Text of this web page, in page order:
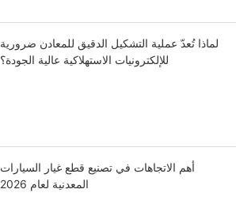
لماذا تُعدّ عملية التشكيل الدقيق للمعادن ضرورية
للإلكترونيات الاستهلاكية عالية الجودة؟
أهم الاتجاهات في تصنيع قطع غيار السيارات
المعدنية لعام 2026